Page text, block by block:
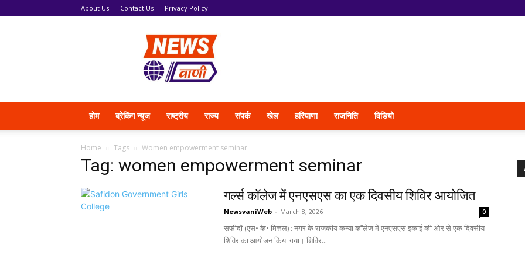
About Us Contact Us Privacy Policy
News
Vani
होम ब्रेकिंग न्यूज राष्ट्रीय राज्य संपर्क खेल हरियाणा राजनिति विडियो
Home Tags Women empowerment seminar
Tag: women empowerment seminar
गर्ल्स कॉलेज में एनएसएस का एक दिवसीय शिविर आयोजित
NewsvaniWeb - March 8, 2026 0
सफीदों (एस• के• मित्तल) : नगर के राजकीय कन्या कॉलेज में एनएसएस इकाई की ओर से एक दिवसीय
शिविर का आयोजन किया गया। शिविर...